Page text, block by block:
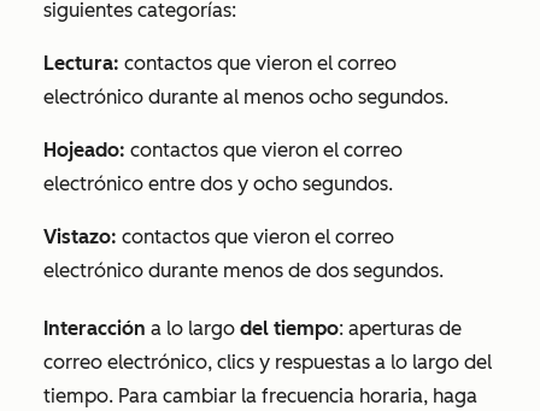
siguientes categorías:
Lectura: contactos que vieron el correo
electrónico durante al menos ocho segundos.
Hojeado: contactos que vieron el correo
electrónico entre dos y ocho segundos.
Vistazo: contactos que vieron el correo
electrónico durante menos de dos segundos.
Interacción a lo largo del tiempo: aperturas de
correo electrónico, clics y respuestas a lo largo del
tiempo. Para cambiar la frecuencia horaria, haga